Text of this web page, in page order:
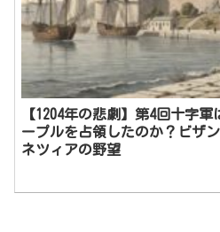
【1204年の悲劇】第4回十字
ープルを占領したのか？ビザ
ネツィアの野望